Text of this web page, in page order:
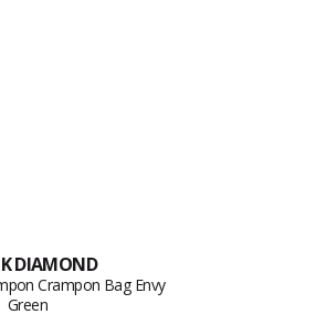
DIAMOND
Crampon Bag Envy
Green